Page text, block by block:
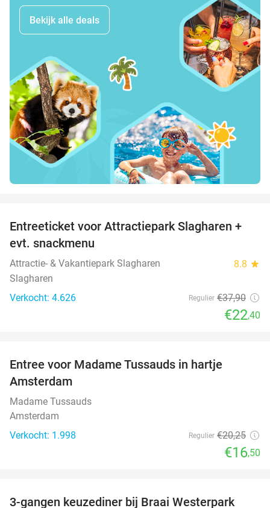
Bekijk alle deals
41%
Entreeticket voor Attractiepark Slagharen +
evt. snackmenu
Attractie- & Vakantiepark Slagharen 8.8 star
Slagharen
Verkocht: 4.626
Regulier €37,90
€22,40
Entree voor Madame Tussauds in hartje
Amsterdam
Madame Tussauds
Amsterdam
Verkocht: 1.998
Regulier €20,25
€16,50
3-gangen keuzediner bij Braai Westerpark